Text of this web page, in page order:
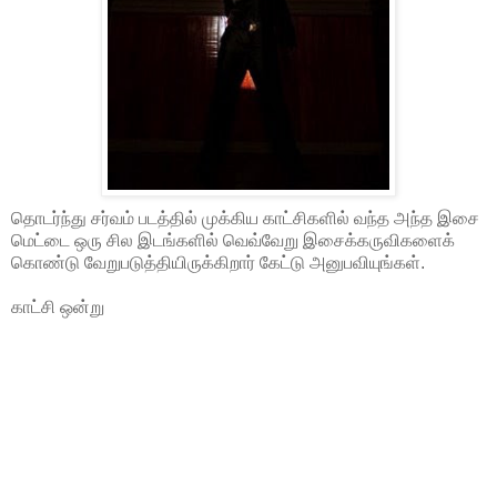
தொடர்ந்து சர்வம் படத்தில் முக்கிய காட்சிகளில் வந்த அந்த இசை
மெட்டை ஒரு சில இடங்களில் வெவ்வேறு இசைக்கருவிகளைக்
கொண்டு வேறுபடுத்தியிருக்கிறார் கேட்டு அனுபவியுங்கள்.
காட்சி ஒன்று